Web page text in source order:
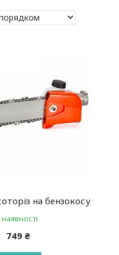
на бензокосу
749 ₴